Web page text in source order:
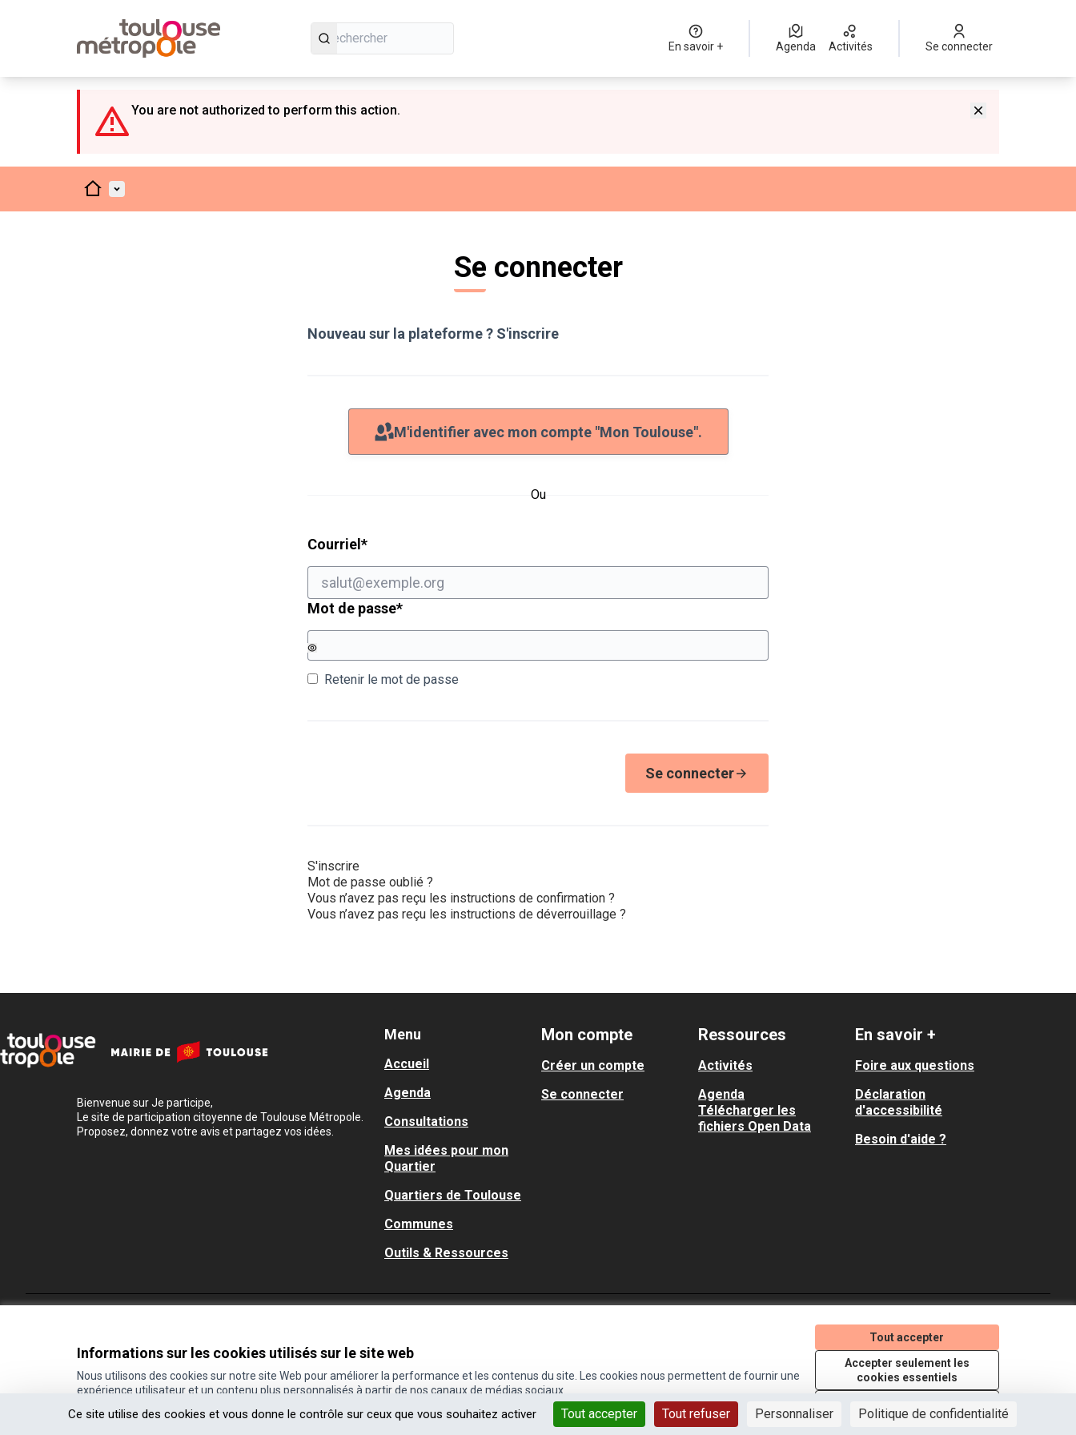
Ce site utilise des cookies et vous donne le contrôle sur ceux que vous souhaitez activer Tout accepter Tout refuser Personnaliser Politique de confidentialité
Informations sur les cookies utilisés sur le site web
Nous utilisons des cookies sur notre site Web pour améliorer la performance et les contenus du site. Les cookies nous permettent de fournir une
expérience utilisateur et un contenu plus personnalisés à partir de nos canaux de médias sociaux.
Tout accepter
Accepter seulement les
cookies essentiels
En savoir + Agenda Activités Se connecter
You are not authorized to perform this action.
AccueilMenu principal
Se connecter
Nouveau sur la plateforme ? S'inscrire
M'identifier avec mon compte "Mon Toulouse".
Ou
Courriel *Champ obligatoire
Mot de passe*Champ obligatoire
Retenir le mot de passe
Se connecter
S'inscrire
Mot de passe oublié ?
Vous n’avez pas reçu les instructions de confirmation ?
Vous n’avez pas reçu les instructions de déverrouillage ?
Bienvenue sur Je participe,
Le site de participation citoyenne de Toulouse Métropole.
Proposez, donnez votre avis et partagez vos idées.
Menu
Accueil
Agenda
Consultations
Mes idées pour mon
Quartier
Quartiers de Toulouse
Communes
Outils & Ressources
Mon compte
Créer un compte
Se connecter
Ressources
Activités
Agenda
Télécharger les
fichiers Open Data
En savoir +
Foire aux questions
Déclaration
d'accessibilité
Besoin d'aide ?
(Lien externe)
(Lien externe)
(Lien externe)
(Lien externe)
Site réalisé grâce aulogiciel libre Decidim
(Lien externe)
.
Licence Creative
(Lien externe)